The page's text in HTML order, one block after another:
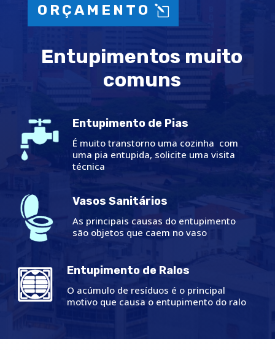
ORÇAMENTO
Entupimentos muito
comuns
Entupimento de Pias
É muito transtorno uma cozinha com
uma pia entupida, solicite uma visita
técnica
Vasos Sanitários
As principais causas do entupimento
são objetos que caem no vaso
Entupimento de Ralos
O acúmulo de resíduos é o principal
motivo que causa o entupimento do ralo